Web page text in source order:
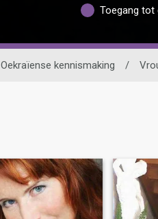
Toegang tot
Oekraïense kennismaking /